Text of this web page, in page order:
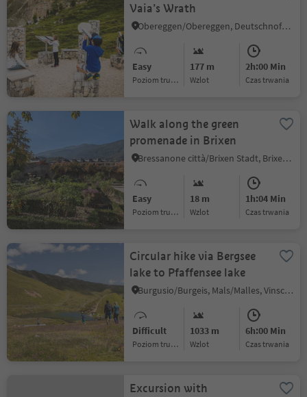
Vaia’s Wrath
Obereggen/Obereggen, Deutschnofen/Nova Ponente, Dolomites Region Eggental
Easy
Poziom trudności
177 m
Wzlot
2h:00 Min
czas trwania
Walk along the green
promenade in Brixen
Bressanone città/Brixen Stadt, Brixen/Bressanone, Brixen/Bressanone and environs
Easy
Poziom trudności
18 m
Wzlot
1h:04 Min
czas trwania
Circular hike via Bergsee
lake to Pfaffensee lake
Burgusio/Burgeis, Mals/Malles, Vinschgau/Val Venosta
Difficult
Poziom trudności
1033 m
Wzlot
6h:00 Min
czas trwania
Excursion with